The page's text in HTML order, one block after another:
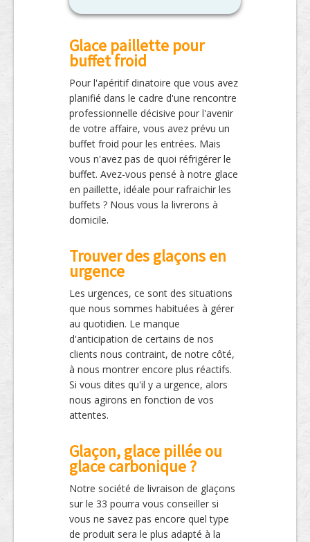
Glace paillette pour
buffet froid
Pour l'apéritif dinatoire que vous avez
planifié dans le cadre d'une rencontre
professionnelle décisive pour l'avenir
de votre affaire, vous avez prévu un
buffet froid pour les entrées. Mais
vous n'avez pas de quoi réfrigérer le
buffet. Avez-vous pensé à notre glace
en paillette, idéale pour rafraichir les
buffets ? Nous vous la livrerons à
domicile.
Trouver des glaçons en
urgence
Les urgences, ce sont des situations
que nous sommes habituées à gérer
au quotidien. Le manque
d'anticipation de certains de nos
clients nous contraint, de notre côté,
à nous montrer encore plus réactifs.
Si vous dites qu'il y a urgence, alors
nous agirons en fonction de vos
attentes.
Glaçon, glace pillée ou
glace carbonique ?
Notre société de livraison de glaçons
sur le 33 pourra vous conseiller si
vous ne savez pas encore quel type
de produit sera le plus adapté à la